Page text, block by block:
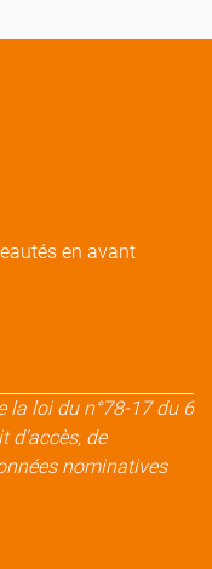
en avant
la loi du n°78-17 du 6
d'accès, de
nominatives